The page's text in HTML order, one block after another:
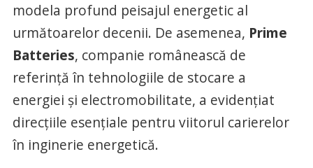
modela profund peisajul energetic al
următoarelor decenii. De asemenea, Prime
Batteries, companie românească de
referință în tehnologiile de stocare a
energiei și electromobilitate, a evidențiat
direcțiile esențiale pentru viitorul carierelor
în inginerie energetică.